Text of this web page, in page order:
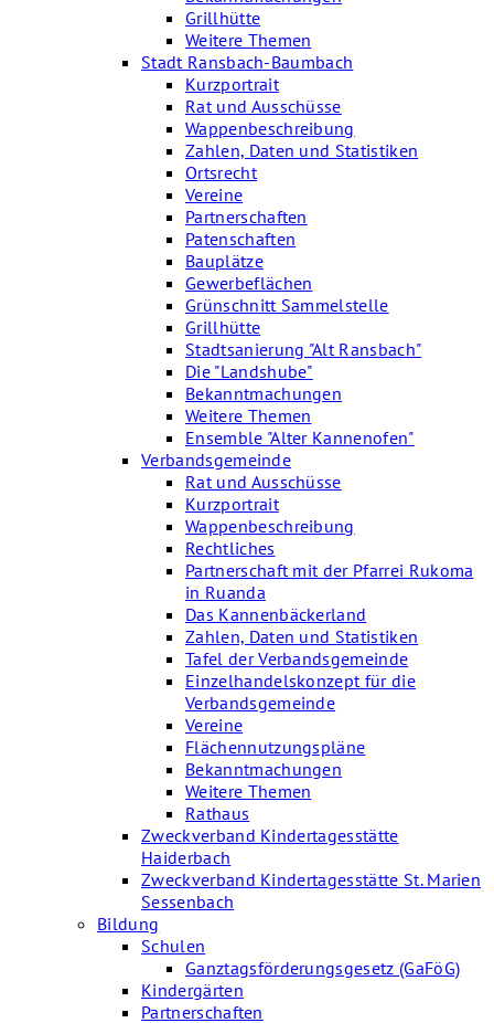
Grillhütte
Weitere Themen
Stadt Ransbach-Baumbach
Kurzportrait
Rat und Ausschüsse
Wappenbeschreibung
Zahlen, Daten und Statistiken
Ortsrecht
Vereine
Partnerschaften
Patenschaften
Bauplätze
Gewerbeflächen
Grünschnitt Sammelstelle
Grillhütte
Stadtsanierung "Alt Ransbach"
Die "Landshube"
Bekanntmachungen
Weitere Themen
Ensemble "Alter Kannenofen"
Verbandsgemeinde
Rat und Ausschüsse
Kurzportrait
Wappenbeschreibung
Rechtliches
Partnerschaft mit der Pfarrei Rukoma
in Ruanda
Das Kannenbäckerland
Zahlen, Daten und Statistiken
Tafel der Verbandsgemeinde
Einzelhandelskonzept für die
Verbandsgemeinde
Vereine
Flächennutzungspläne
Bekanntmachungen
Weitere Themen
Rathaus
Zweckverband Kindertagesstätte
Haiderbach
Zweckverband Kindertagesstätte St. Marien
Sessenbach
Bildung
Schulen
Ganztagsförderungsgesetz (GaFöG)
Kindergärten
Partnerschaften